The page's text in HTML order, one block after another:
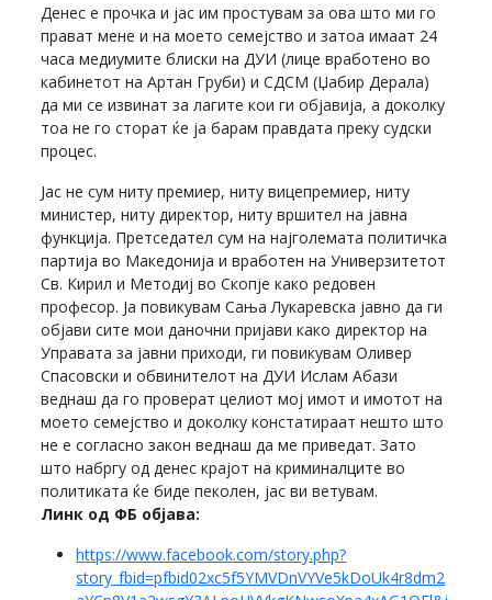
Денес е прочка и јас им простувам за ова што ми го
прават мене и на моето семејство и затоа имаат 24
часа медиумите блиски на ДУИ (лице вработено во
кабинетот на Артан Груби) и СДСМ (Џабир Дерала)
да ми се извинат за лагите кои ги објавија, а доколку
тоа не го сторат ќе ја барам правдата преку судски
процес.
Јас не сум ниту премиер, ниту вицепремиер, ниту
министер, ниту директор, ниту вршител на јавна
функција. Претседател сум на најголемата политичка
партија во Македонија и вработен на Универзитетот
Св. Кирил и Методиј во Скопје како редовен
професор. Ја повикувам Сања Лукаревска јавно да ги
објави сите мои даночни пријави како директор на
Управата за јавни приходи, ги повикувам Оливер
Спасовски и обвинителот на ДУИ Ислам Абази
веднаш да го проверат целиот мој имот и имотот на
моето семејство и доколку констатираат нешто што
не е согласно закон веднаш да ме приведат. Зато
што набргу од денес крајот на криминалците во
политиката ќе биде пеколен, јас ви ветувам.
Линк од ФБ објава:
https://www.facebook.com/story.php?
story_fbid=pfbid02xc5f5YMVDnVYVe5kDoUk4r8dm2